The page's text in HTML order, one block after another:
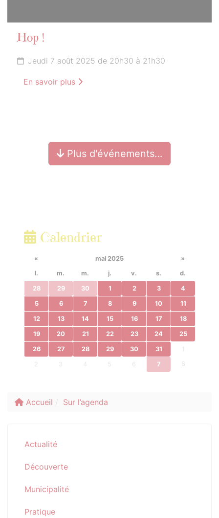
Hop !
Jeudi 7 août 2025 de 20h30 à 21h30
En savoir plus
Plus d'événements…
Calendrier
« mai 2025
»
l.
m. m. j. v. s. d.
28 29 30 1 2 3 4
5 6 7 8 9 10 11
12 13 14 15 16 17 18
19 20 21 22 23 24 25
26 27 28 29 30 31
2 3 4 5 6 7 8
Accueil Sur l’agenda
Actualité
Découverte
Municipalité
Pratique